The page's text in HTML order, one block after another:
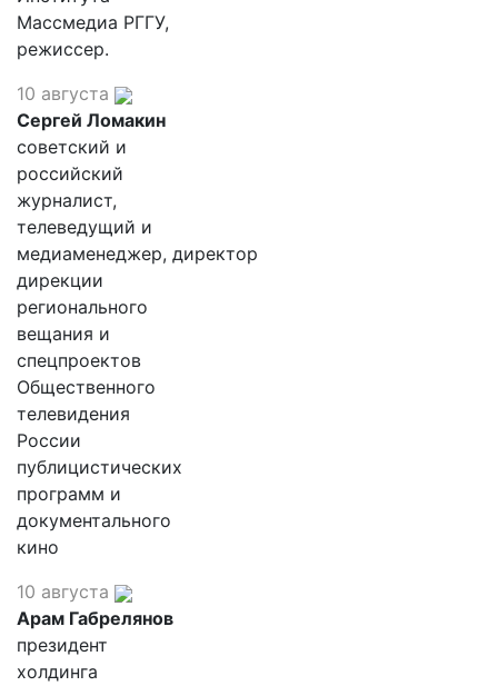
Массмедиа РГГУ,
режиссер.
10 августа
Сергей Ломакин
советский и
российский
журналист,
телеведущий и
медиаменеджер, директор
дирекции
регионального
вещания и
спецпроектов
Общественного
телевидения
России
публицистических
программ и
документального
кино
10 августа
Арам Габрелянов
президент
холдинга